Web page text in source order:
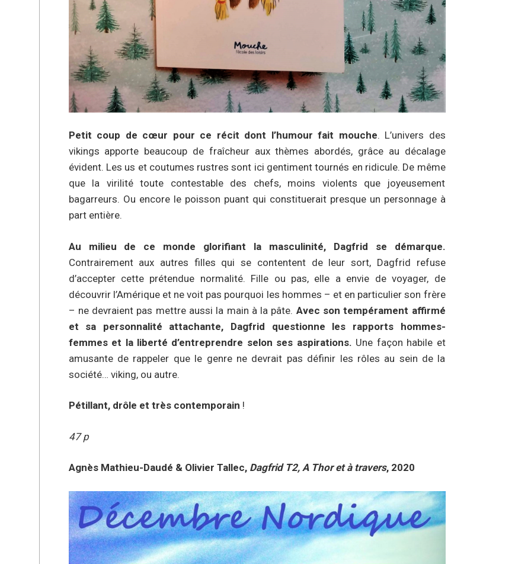
Petit coup de cœur pour ce récit dont l’humour fait mouche. L’univers des
vikings apporte beaucoup de fraîcheur aux thèmes abordés, grâce au décalage
évident. Les us et coutumes rustres sont ici gentiment tournés en ridicule. De même
que la virilité toute contestable des chefs, moins violents que joyeusement
bagarreurs. Ou encore le poisson puant qui constituerait presque un personnage à
part entière.
Au milieu de ce monde glorifiant la masculinité, Dagfrid se démarque.
Contrairement aux autres filles qui se contentent de leur sort, Dagfrid refuse
d’accepter cette prétendue normalité. Fille ou pas, elle a envie de voyager, de
découvrir l’Amérique et ne voit pas pourquoi les hommes – et en particulier son frère
– ne devraient pas mettre aussi la main à la pâte. Avec son tempérament affirmé
et sa personnalité attachante, Dagfrid questionne les rapports hommes-
femmes et la liberté d’entreprendre selon ses aspirations. Une façon habile et
amusante de rappeler que le genre ne devrait pas définir les rôles au sein de la
société… viking, ou autre.
Pétillant, drôle et très contemporain !
47 p
Agnès Mathieu-Daudé & Olivier Tallec, Dagfrid T2, A Thor et à travers, 2020